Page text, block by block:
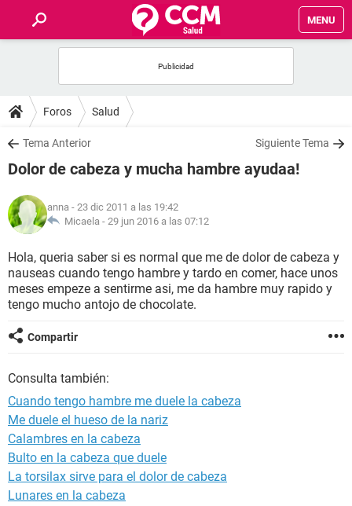
MENU
FOROS
SALUD
NUTRICIÓN
BIENESTAR
SEXUALIDAD
GLOSARIO
Foros Salud
Tema Anterior Siguiente Tema
Dolor de cabeza y mucha hambre ayudaa!
anna - 23 dic 2011 a las 19:42
Micaela - 29 jun 2016 a las 07:12
Hola, queria saber si es normal que me de dolor de cabeza y
nauseas cuando tengo hambre y tardo en comer, hace unos
meses empeze a sentirme asi, me da hambre muy rapido y
tengo mucho antojo de chocolate.
Compartir
Consulta también:
Cuando tengo hambre me duele la cabeza
Me duele el hueso de la nariz
Calambres en la cabeza
Bulto en la cabeza que duele
La torsilax sirve para el dolor de cabeza
Lunares en la cabeza